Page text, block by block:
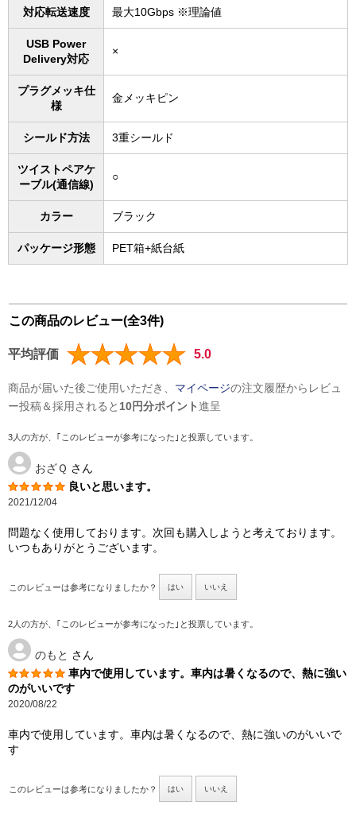
対応転送速度 最大10Gbps ※理論値
USB Power
Delivery対応
×
プラグメッキ仕
様
金メッキピン
シールド方法 3重シールド
ツイストペアケ
ーブル(通信線)
○
カラー ブラック
パッケージ形態 PET箱+紙台紙
この商品のレビュー(全3件)
平均評価 5.0
商品が届いた後ご使用いただき、 マイページの注文履歴からレビュ
ー投稿＆採用されると 10円分ポイント進呈
3人の方が、｢このレビューが参考になった｣と投票しています。
おざＱ さん
良いと思います。
2021/12/04
問題なく使用しております。次回も購入しようと考えております。
いつもありがとうございます。
このレビューは参考になりましたか？ はい いいえ
2人の方が、｢このレビューが参考になった｣と投票しています。
のもと さん
車内で使用しています。車内は暑くなるので、熱に強い
のがいいです
2020/08/22
車内で使用しています。車内は暑くなるので、熱に強いのがいいで
す
このレビューは参考になりましたか？ はい いいえ